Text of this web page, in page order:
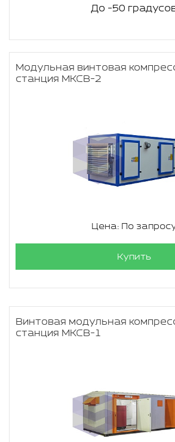
До -50
Модульная винтовая
станция МКСВ-2
Цена: По
Купить
Винтовая модульная
станция МКСВ-1